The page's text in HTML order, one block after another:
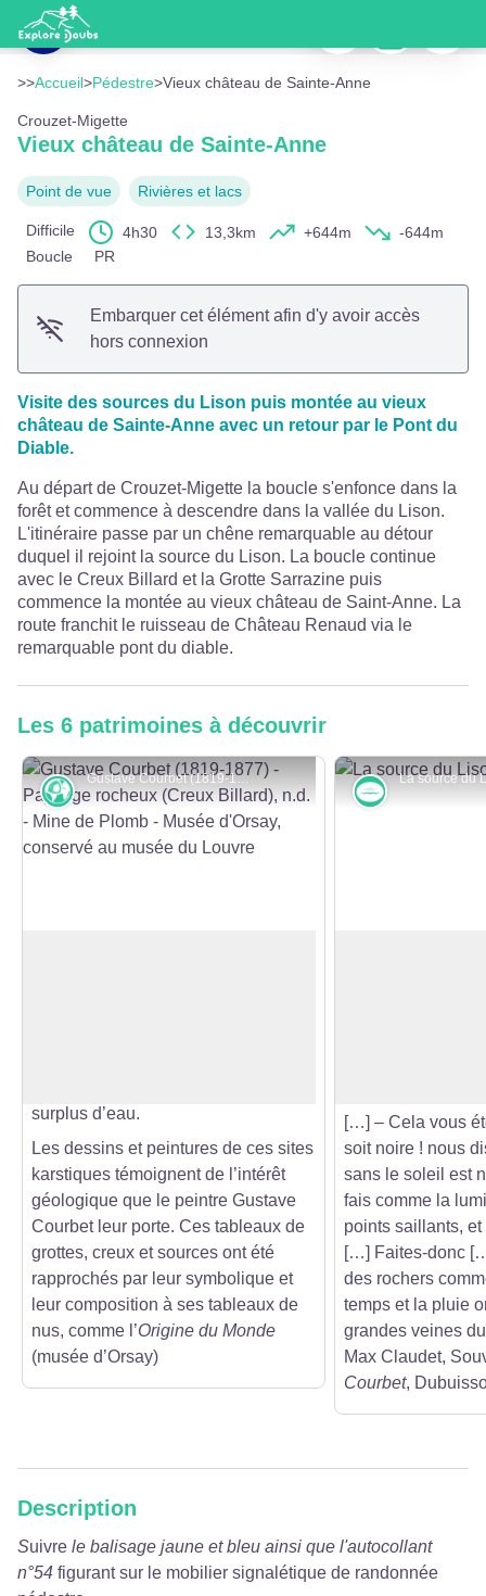
Vieux château de Sainte-Anne
Voir l'image en plein écran
>>Accueil>Pédestre>Vieux château de Sainte-Anne
Crouzet-Migette
Vieux château de Sainte-Anne
Point de vue Rivières et lacs
Difficile 4h30 13,3km +644m
-644m
Boucle
PR
Embarquer cet élément afin d'y avoir accès
hors connexion
Visite des sources du Lison puis montée au vieux
château de Sainte-Anne avec un retour par le Pont du
Diable.
Au départ de Crouzet-Migette la boucle s'enfonce dans la
forêt et commence à descendre dans la vallée du Lison.
L'itinéraire passe par un chêne remarquable au détour
duquel il rejoint la source du Lison. La boucle continue
avec le Creux Billard et la Grotte Sarrazine puis
commence la montée au vieux château de Saint-Anne. La
route franchit le ruisseau de Château Renaud via le
remarquable pont du diable.
Les 6 patrimoines à découvrir
Gustave Courbet (1819-1877) - Paysage rocheux (Creux Billard), n.d. - Mine de Plomb - Musée d'Orsay, conservé au musée du Louvre - © Grand Palais RMN (musée d'Orsay) / Thierry Le Mage
Karst
surplus d’eau.
Les dessins et peintures de ces sites
karstiques témoignent de l’intérêt
géologique que le peintre Gustave
Courbet leur porte. Ces tableaux de
grottes, creux et sources ont été
rapprochés par leur symbolique et
leur composition à ses tableaux de
nus, comme l’Origine du Monde
(musée d’Orsay)
Rivières et
[…] – Cela vous
soit noire ! nous
sans le soleil est
fais comme la
points saillants,
[…] Faites-donc
des rochers
temps et la pluie
grandes veines
Max Claudet,
Courbet,
Description
Suivre le balisage jaune et bleu ainsi que l'autocollant
n°54 figurant sur le mobilier signalétique de randonnée